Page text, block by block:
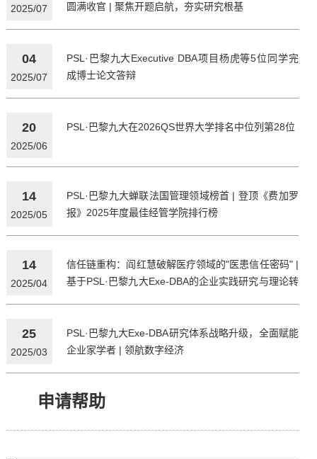
2025/07
圆满收官 | 聚焦开题启航，夯实研究根基
04
2025/07
PSL·巴黎九大Executive DBA项目杨虎等5位同学完
成博士论文答辩
20
2025/06
PSL·巴黎九大在2026QS世界大学排名中位列第28位
14
2025/05
PSL·巴黎九大蝉联法国管理领域榜首 | 登顶《费加罗
报》2025年度最佳经管学院排行榜
14
2025/04
信任链重构：阎红慧破解医疗领域的"医患信任密码" |
基于PSL·巴黎九大Exe-DBA的企业实践研究与理论转
25
2025/03
PSL·巴黎九大Exe-DBA研究体系战略升级，全面赋能
企业家学者 | 领航数字经济
申请帮助